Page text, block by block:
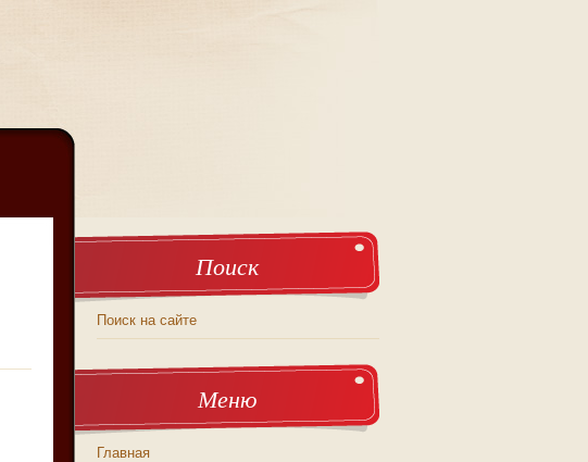
Поиск
Поиск на сайте
Меню
Главная